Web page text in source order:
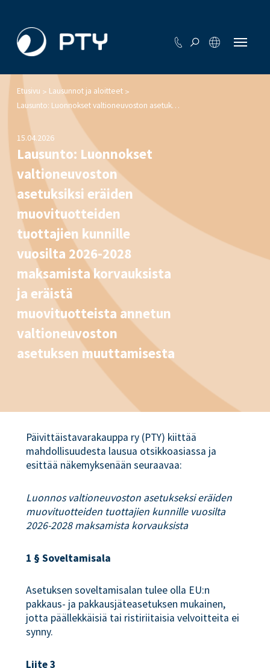
Etusivu > Lausunnot ja aloitteet >
Lausunto: Luonnokset valtioneuvoston asetuksiksi eräiden muovituotteiden tuottajien kunnille vuosilta 2026-2028 maksamista korvauksista ja eräistä muovituotteista annetun valtioneuvoston asetuksen muuttamisesta
15.04.2026
Lausunto: Luonnokset
valtioneuvoston
asetuksiksi eräiden
muovituotteiden
tuottajien kunnille
vuosilta 2026-2028
maksamista korvauksista
ja eräistä
muovituotteista annetun
valtioneuvoston
asetuksen muuttamisesta
Päivittäistavarakauppa ry (PTY) kiittää
mahdollisuudesta lausua otsikkoasiassa ja
esittää näkemyksenään seuraavaa:
Luonnos valtioneuvoston asetukseksi eräiden
muovituotteiden tuottajien kunnille vuosilta
2026-2028 maksamista korvauksista
1 § Soveltamisala
Asetuksen soveltamisalan tulee olla EU:n
pakkaus- ja pakkausjäteasetuksen mukainen,
jotta päällekkäisiä tai ristiriitaisia velvoitteita ei
synny.
Liite 3